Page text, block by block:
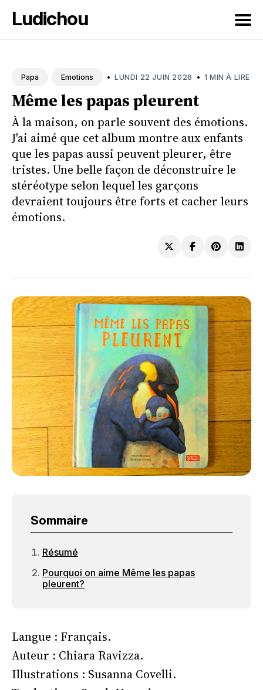
Ludichou
blog
Papa Emotions • LUNDI 22 JUIN 2026 • 1 MIN À LIRE
Même les papas pleurent
À la maison, on parle souvent des émotions.
J'ai aimé que cet album montre aux enfants
que les papas aussi peuvent pleurer, être
tristes. Une belle façon de déconstruire le
stéréotype selon lequel les garçons
devraient toujours être forts et cacher leurs
émotions.
Sommaire
Résumé
Pourquoi on aime Même les papas
pleurent?
Langue : Français.
Auteur : Chiara Ravizza.
Illustrations : Susanna Covelli.